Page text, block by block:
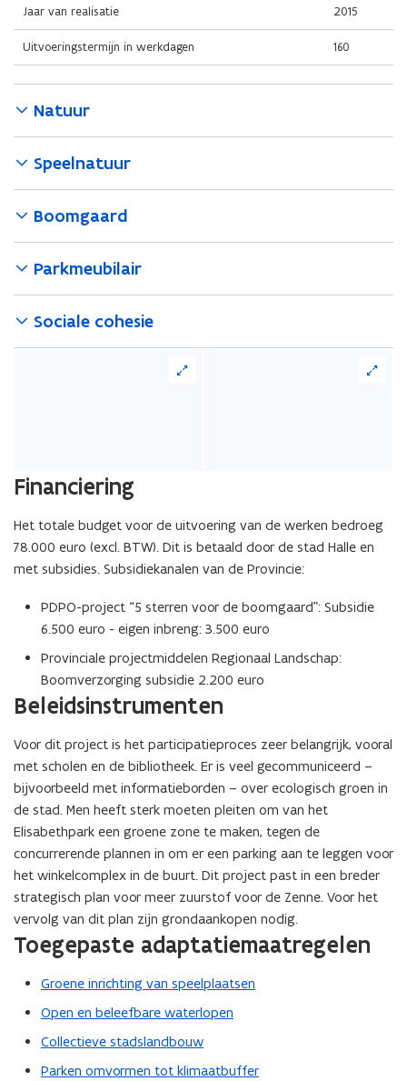
Jaar van realisatie 2015
Uitvoeringstermijn in werkdagen 160
Natuur
Speelnatuur
Boomgaard
Parkmeubilair
Sociale cohesie
Financiering
Het totale budget voor de uitvoering van de werken bedroeg
78.000 euro (excl. BTW). Dit is betaald door de stad Halle en
met subsidies. Subsidiekanalen van de Provincie:
PDPO-project “5 sterren voor de boomgaard”: Subsidie
6.500 euro - eigen inbreng: 3.500 euro
Provinciale projectmiddelen Regionaal Landschap:
Boomverzorging subsidie 2.200 euro
Beleidsinstrumenten
Voor dit project is het participatieproces zeer belangrijk, vooral
met scholen en de bibliotheek. Er is veel gecommuniceerd –
bijvoorbeeld met informatieborden – over ecologisch groen in
de stad. Men heeft sterk moeten pleiten om van het
Elisabethpark een groene zone te maken, tegen de
concurrerende plannen in om er een parking aan te leggen voor
het winkelcomplex in de buurt. Dit project past in een breder
strategisch plan voor meer zuurstof voor de Zenne. Voor het
vervolg van dit plan zijn grondaankopen nodig.
Toegepaste adaptatiemaatregelen
Groene inrichting van speelplaatsen
Open en beleefbare waterlopen
Collectieve stadslandbouw
Parken omvormen tot klimaatbuffer